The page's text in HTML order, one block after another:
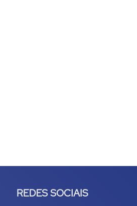
REDES SOCIAIS